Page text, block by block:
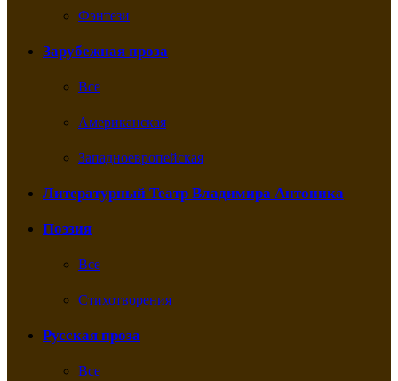
Фэнтези
Зарубежная проза
Все
Американская
Западноевропейская
Литературный Театр Владимира Антоника
Поэзия
Все
Стихотворения
Русская проза
Все